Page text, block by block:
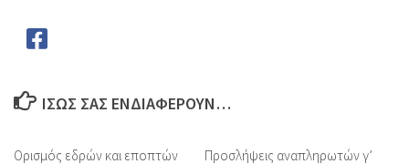
ΊΣΩΣ ΣΑΣ ΕΝΔΙΑΦΈΡΟΥΝ…
Ορισμός εδρών και εποπτών
Προσλήψεις αναπληρωτών γ’